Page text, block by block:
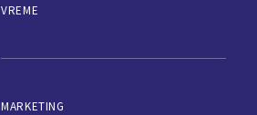
VREME
MARKETING